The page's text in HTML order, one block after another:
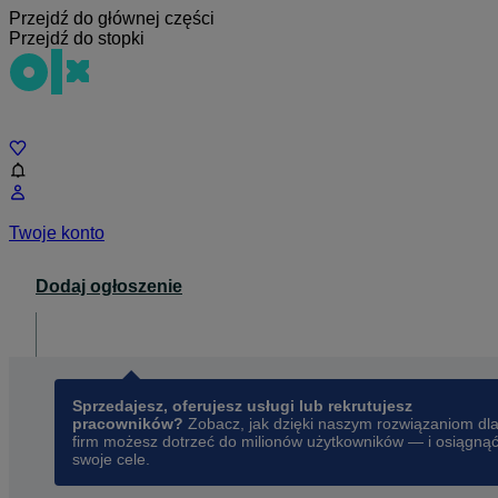
Przejdź do głównej części
Przejdź do stopki
Twoje konto
Dodaj ogłoszenie
Sprzedajesz, oferujesz usługi lub rekrutujesz
pracowników? Zobacz, jak dzięki naszym rozwiązaniom dla
firm możesz dotrzeć do milionów użytkowników — i osiągnąć
swoje cele.